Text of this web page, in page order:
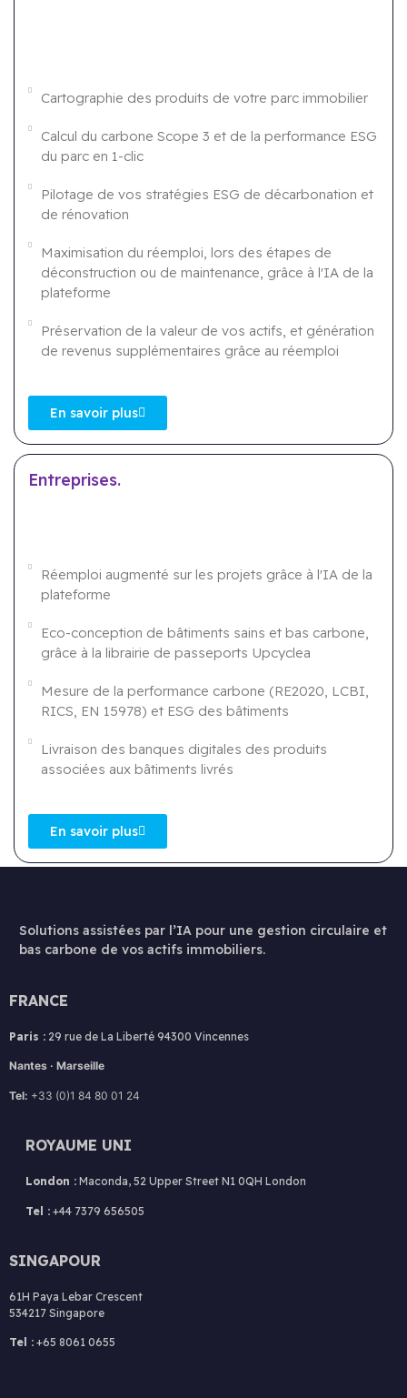
Cartographie des produits de votre parc immobilier
Calcul du carbone Scope 3 et de la performance ESG
du parc en 1-clic
Pilotage de vos stratégies ESG de décarbonation et
de rénovation
Maximisation du réemploi, lors des étapes de
déconstruction ou de maintenance, grâce à l'IA de la
plateforme​
Préservation de la valeur de vos actifs, et génération
de revenus supplémentaires grâce au réemploi
En savoir plus
Entreprises.
Réemploi augmenté sur les projets grâce à l'IA de la
plateforme
Eco-conception de bâtiments sains et bas carbone,
grâce à la librairie de passeports Upcyclea
Mesure de la performance carbone (RE2020, LCBI,
RICS, EN 15978) et ESG des bâtiments
Livraison des banques digitales des produits
associées aux bâtiments livrés
En savoir plus
Solutions assistées par l’IA pour une gestion circulaire et
bas carbone de vos actifs immobiliers.
FRANCE
Paris : 29 rue de La Liberté 94300 Vincennes
Nantes · Marseille
Tel: +33 (0)1 84 80 01 24
ROYAUME UNI
London : Maconda, 52 Upper Street N1 0QH London
Tel : +44 7379 656505
SINGAPOUR
61H Paya Lebar Crescent
534217 Singapore
Tel : +65 8061 0655